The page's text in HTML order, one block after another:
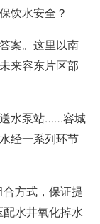
饮水安全？
案。这里以南
来容东片区部
水泵站……容城
经一系列环节
方式，保证提
水井氧化掉水